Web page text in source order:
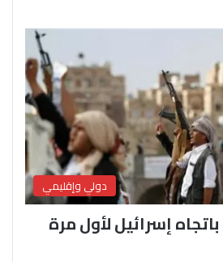
دولي وإقليمي
إسرائيل لأول مرة